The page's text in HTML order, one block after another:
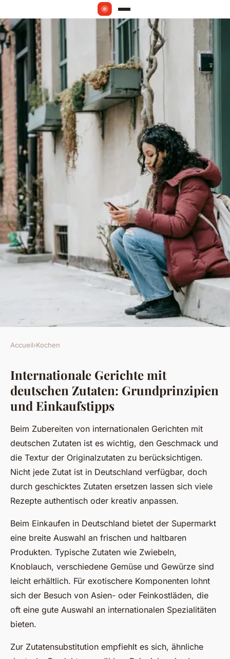
Wie kann man mit deutschen
Zutaten internationale
Gerichte kreieren?
Éden• 20. Juli 2025•5 min de lecture
Accueil›Kochen
Internationale Gerichte mit
deutschen Zutaten: Grundprinzipien
und Einkaufstipps
Beim Zubereiten von internationalen Gerichten mit
deutschen Zutaten ist es wichtig, den Geschmack und
die Textur der Originalzutaten zu berücksichtigen.
Nicht jede Zutat ist in Deutschland verfügbar, doch
durch geschicktes Zutaten ersetzen lassen sich viele
Rezepte authentisch oder kreativ anpassen.
Beim Einkaufen in Deutschland bietet der Supermarkt
eine breite Auswahl an frischen und haltbaren
Produkten. Typische Zutaten wie Zwiebeln,
Knoblauch, verschiedene Gemüse und Gewürze sind
leicht erhältlich. Für exotischere Komponenten lohnt
sich der Besuch von Asien- oder Feinkostläden, die
oft eine gute Auswahl an internationalen Spezialitäten
bieten.
Zur Zutatensubstitution empfiehlt es sich, ähnliche